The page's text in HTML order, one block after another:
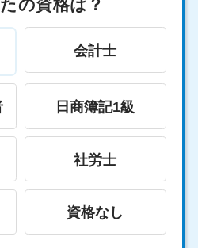
の資格は？
会計士
日商簿記1級
社労士
資格なし